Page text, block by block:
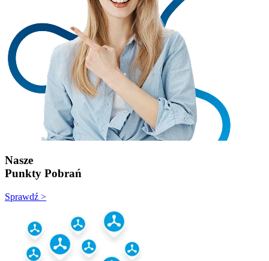
Nasze
Punkty Pobrań
Sprawdź >